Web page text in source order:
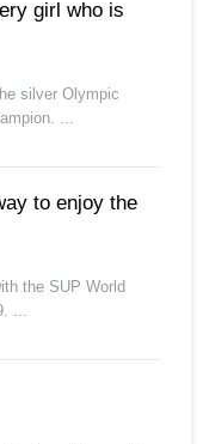
girl who is
silver Olympic
...
to enjoy the
the SUP World
...